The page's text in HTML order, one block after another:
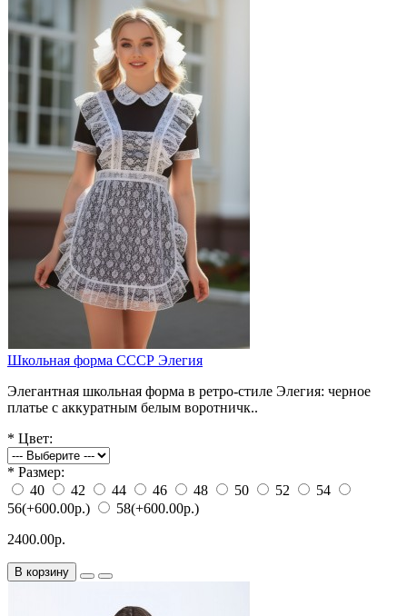
Школьная форма СССР Элегия
Элегантная школьная форма в ретро‑стиле Элегия: черное
платье с аккуратным белым воротничк..
* Цвет:
* Размер:
40
42 44 46 48 50 52
54
56(+600.00р.) 58(+600.00р.)
2400.00р.
В корзину